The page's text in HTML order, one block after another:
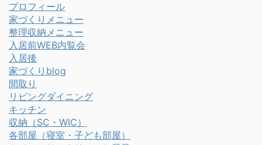
プロフィール
家づくりメニュー
整理収納メニュー
入居前WEB内覧会
入居後
家づくりblog
間取り
リビングダイニング
キッチン
収納（SC・WIC）
各部屋（寝室・子ども部屋）